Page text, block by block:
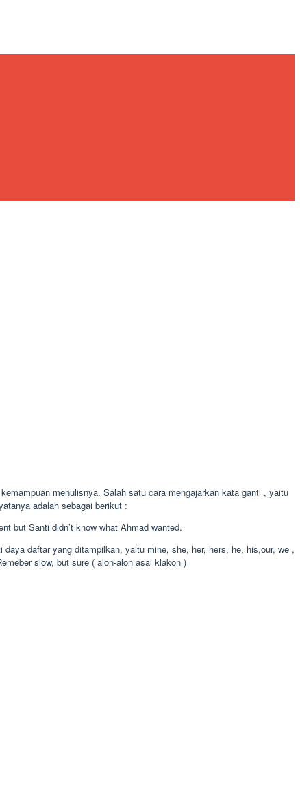
menulisnya. Salah satu cara mengajarkan kata ganti , yaitu
adalah sebagai berikut :
but Santi didn’t know what Ahmad wanted.
daftar yang ditampilkan, yaitu mine, she, her, hers, he, his,our, we ,
slow, but sure ( alon-alon asal klakon )